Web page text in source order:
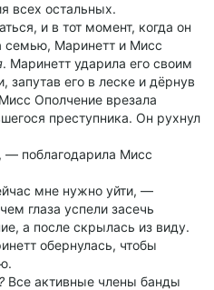
всех остальных.
и в тот момент, когда он
семью, Маринетт и Мисс
. Маринетт ударила его своим
его в леске и дёрнув
Ополчение врезала
преступника. Он рухнул
поблагодарила Мисс
мне нужно уйти, —
глаза успели засечь
а после скрылась из виду.
обернулась, чтобы
Все активные члены банды